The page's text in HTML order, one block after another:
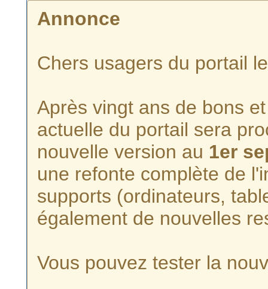
Annonce
Chers usagers du portail
Après vingt ans de bons
actuelle du portail sera
nouvelle version au 1er
une refonte complète de
supports (ordinateurs,
également de nouvelles
Vous pouvez tester la